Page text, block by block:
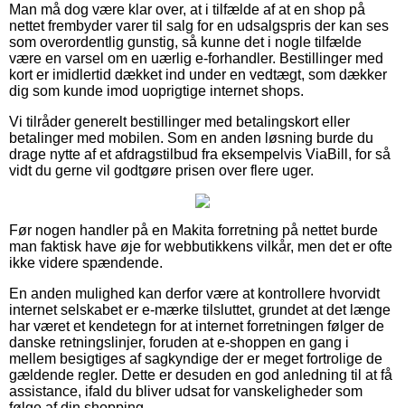
Man må dog være klar over, at i tilfælde af at en shop på
nettet frembyder varer til salg for en udsalgspris der kan ses
som overordentlig gunstig, så kunne det i nogle tilfælde
være en varsel om en uærlig e-forhandler. Bestillinger med
kort er imidlertid dækket ind under en vedtægt, som dækker
dig som kunde imod uoprigtige internet shops.
Vi tilråder generelt bestillinger med betalingskort eller
betalinger med mobilen. Som en anden løsning burde du
drage nytte af et afdragstilbud fra eksempelvis ViaBill, for så
vidt du gerne vil godtgøre prisen over flere uger.
Før nogen handler på en Makita forretning på nettet burde
man faktisk have øje for webbutikkens vilkår, men det er ofte
ikke videre spændende.
En anden mulighed kan derfor være at kontrollere hvorvidt
internet selskabet er e-mærke tilsluttet, grundet at det længe
har været et kendetegn for at internet forretningen følger de
danske retningslinjer, foruden at e-shoppen en gang i
mellem besigtiges af sagkyndige der er meget fortrolige de
gældende regler. Dette er desuden en god anledning til at få
assistance, ifald du bliver udsat for vanskeligheder som